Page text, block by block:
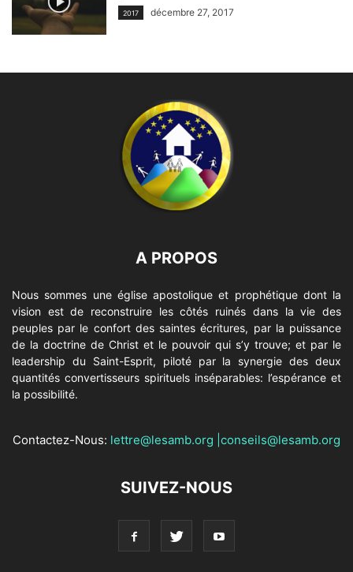
2017 décembre 27, 2017
A PROPOS
Nous sommes une église apostolique et prophétique dont la
vision est de reconstruire les côtés ruinés dans la vie des
peuples par le confort des saintes écritures, par la puissance
de la doctrine de Christ et le pouvoir qui s’y trouve; et par le
leadership du Saint-Esprit, piloté par la synergie des deux
quantités convertisseurs spirituels inséparables: l’espérance et
la possibilité.
Contactez-Nous: lettre@lesamb.org conseils@lesamb.org
SUIVEZ-NOUS